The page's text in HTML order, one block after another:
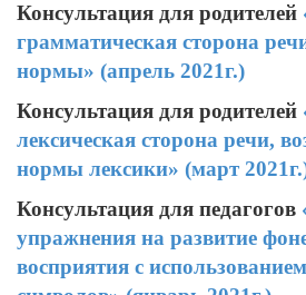
Консультация для родителей
грамматическая сторона
нормы» (апрель 2021г.)
Консультация для родителей
лексическая сторона речи,
нормы лексики» (март
Консультация для педагогов
упражнения на развитие
восприятия с